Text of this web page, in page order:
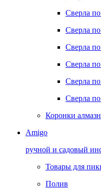
Сверла
Сверла
Сверла
Сверла
Сверла
Сверла
Коронки
Amigo
ручной и садовый
Товары для
Полив